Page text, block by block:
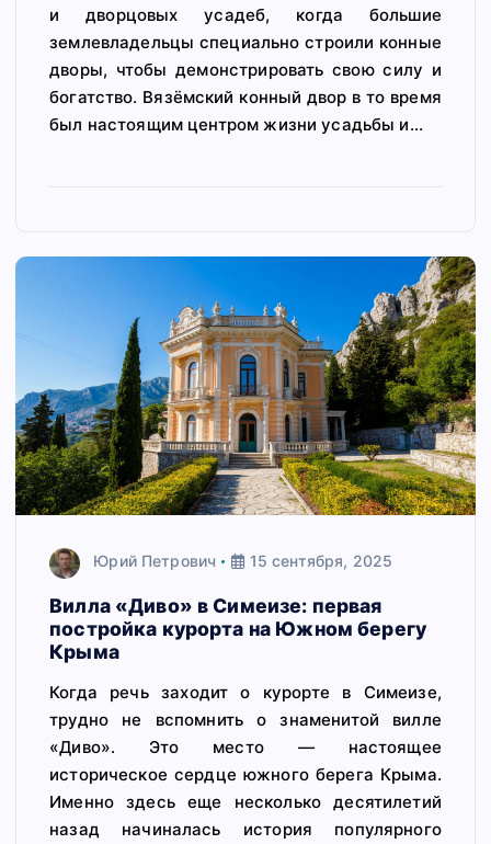
и дворцовых усадеб, когда большие
землевладельцы специально строили конные
дворы, чтобы демонстрировать свою силу и
богатство. Вязёмский конный двор в то время
был настоящим центром жизни усадьбы и…
Юрий Петрович 15 сентября, 2025
Вилла «Диво» в Симеизе: первая
постройка курорта на Южном берегу
Крыма
Когда речь заходит о курорте в Симеизе,
трудно не вспомнить о знаменитой вилле
«Диво». Это место — настоящее
историческое сердце южного берега Крыма.
Именно здесь еще несколько десятилетий
назад начиналась история популярного